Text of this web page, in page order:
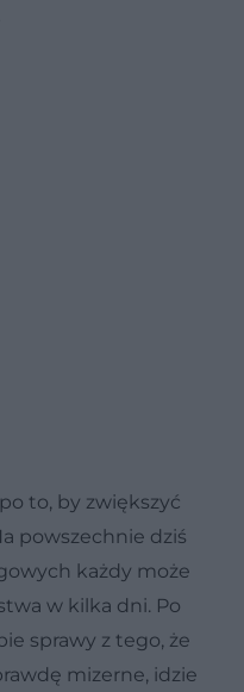
na narty był udany, trzeba
to, by zwiększyć
powszechnie dziś
każdy może
w kilka dni. Po
sprawy z tego, że
mizerne, idzie